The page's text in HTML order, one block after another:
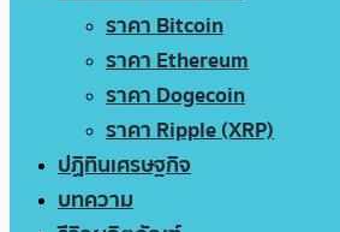
ราคา Bitcoin
ราคา Ethereum
ราคา Dogecoin
ราคา Ripple (XRP)
ปฏิทินเศรษฐกิจ
บทความ